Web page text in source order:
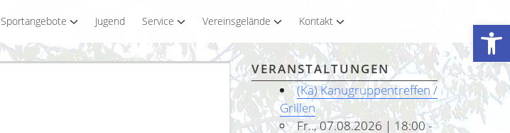
Werkzeugleiste öffnen
Sportangebote Jugend Service Vereinsgelände Kontakt
VERANSTALTUNGEN
(Ka) Kanugruppentreffen /
Grillen
Fr.., 07.08.2026 | 18:00 -